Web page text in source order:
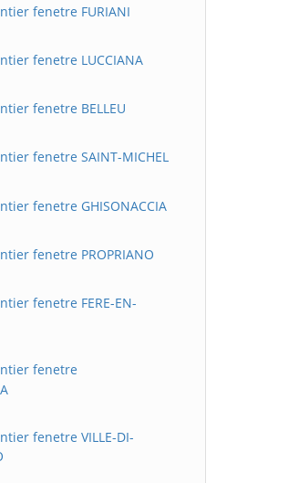
fenetre FURIANI
fenetre LUCCIANA
fenetre BELLEU
fenetre SAINT-MICHEL
fenetre GHISONACCIA
fenetre PROPRIANO
fenetre FERE-EN-
fenetre
fenetre VILLE-DI-